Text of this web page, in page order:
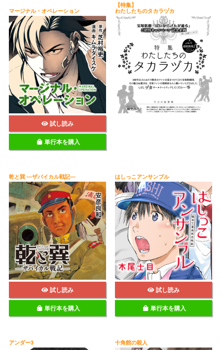
マージナル・オペレーション
試し読み
単行本を購入
【特集】
わたしたちのタカラヅカ
乾と巽 ―ザバイカル戦記―
試し読み
単行本を購入
はしっこアンサンブル
試し読み
単行本を購入
アンダー3 十角館の殺人